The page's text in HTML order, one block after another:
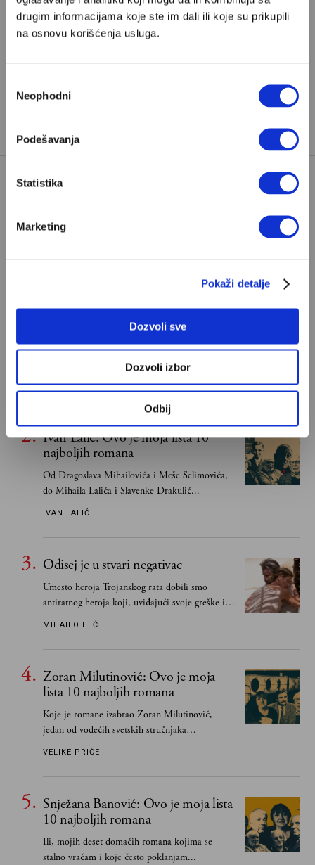
drugim informacijama koje ste im dali ili koje su prikupili
na osnovu korišćenja usluga.
сагласности
Neophodni
Podešavanja
Statistika
Marketing
Pokaži detalje
Dozvoli sve
Dozvoli izbor
Odbij
Hrvatske“…
TAGOVI:
Znam, uglavnom se govori da je Bog ljubav. Ali
za mene je Bog sloboda. Mnogi mogu da vole, a
ALEKSANDAR MISOJČIĆ
Ivan Lalić: Ovo je moja lista 10
najboljih romana
Od Dragoslava Mihailovića i Meše Selimovića,
do Mihaila Lalića i Slavenke Drakulić...
IVAN LALIĆ
Odisej je u stvari negativac
Umesto heroja Trojanskog rata dobili smo
antiratnog heroja koji, uviđajući svoje greške i
učeći na njima, shvata da postoje stvari koje su
MIHAILO ILIĆ
Zoran Milutinović: Ovo je moja
lista 10 najboljih romana
Koje je romane izabrao Zoran Milutinović,
jedan od vodećih svetskih stručnjaka
južnoslovenske književnosti
VELIKE PRIČE
Snježana Banović: Ovo je moja lista
10 najboljih romana
Ili, mojih deset domaćih romana kojima se
stalno vraćam i koje često poklanjam...